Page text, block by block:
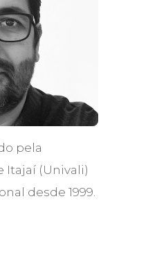
pela
Itajaí (Univali)
desde 1999.